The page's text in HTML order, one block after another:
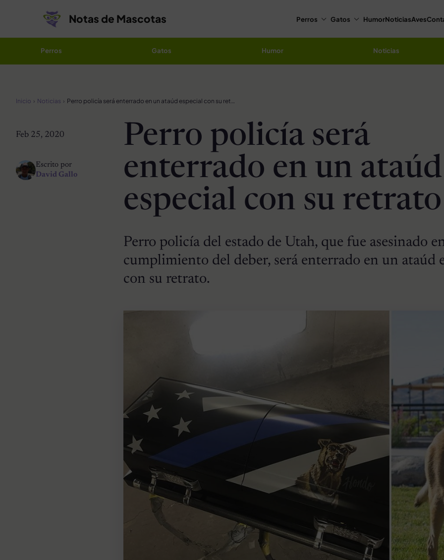
Notas de Mascotas Perros Gatos HumorNoticiasAves
Perros Gatos Humor Noticias
Inicio Noticias Perro policía será enterrado en un ataúd especial con su retrato
Feb 25, 2020
Escrito por
David Gallo
Perro policía será
enterrado en un ataúd
especial con su retrato
Perro policía del estado de Utah, que fue asesinado
cumplimiento del deber, será enterrado en un ataúd
con su retrato.